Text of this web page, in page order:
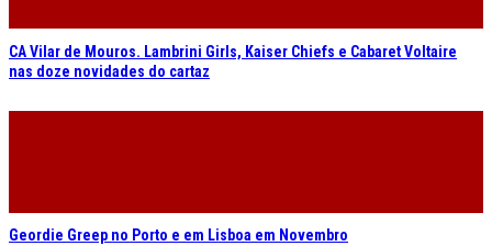
CA Vilar de Mouros. Lambrini Girls, Kaiser Chiefs e Cabaret Voltaire
nas doze novidades do cartaz
Geordie Greep no Porto e em Lisboa em Novembro